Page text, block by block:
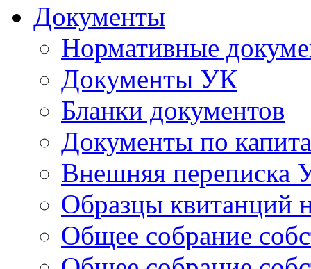
Документы
Нормативные
Документы УК
Бланки документов
Документы по
Внешняя переписка
Образцы квитанций
Общее собрание